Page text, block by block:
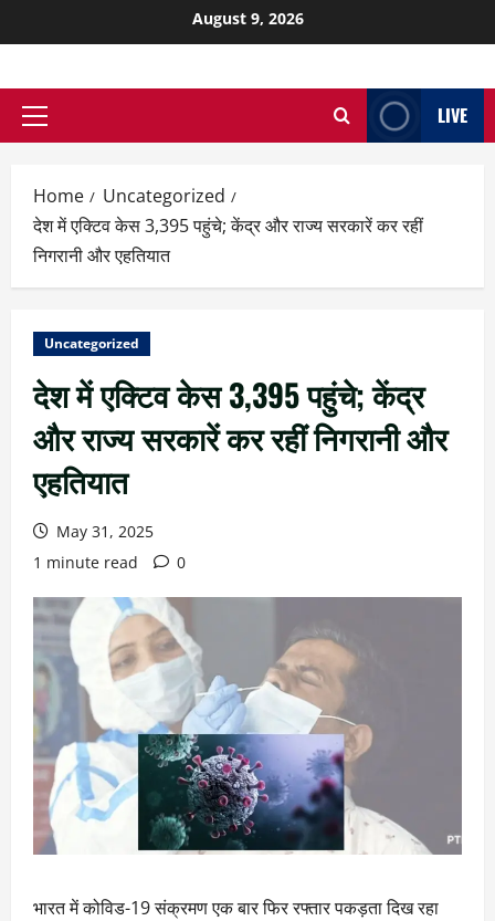
August 9, 2026
LIVE
Home
Uncategorized
देश में एक्टिव केस 3,395 पहुंचे; केंद्र और राज्य सरकारें कर रहीं
निगरानी और एहतियात
Uncategorized
देश में एक्टिव केस 3,395 पहुंचे; केंद्र
और राज्य सरकारें कर रहीं निगरानी और
एहतियात
May 31, 2025
1 minute read
0
भारत में कोविड-19 संक्रमण एक बार फिर रफ्तार पकड़ता दिख रहा